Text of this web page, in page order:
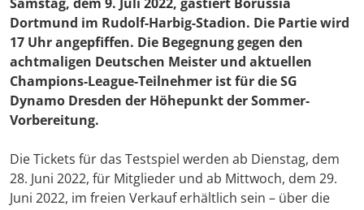
Dortmund im Rudolf-Harbig-Stadion. Die Partie wird
17 Uhr angepfiffen. Die Begegnung gegen den
achtmaligen Deutschen Meister und aktuellen
Champions-League-Teilnehmer ist für die SG
Dynamo Dresden der Höhepunkt der Sommer-
Vorbereitung.
Die Tickets für das Testspiel werden ab Dienstag, dem
28. Juni 2022, für Mitglieder und ab Mittwoch, dem 29.
Juni 2022, im freien Verkauf erhältlich sein – über die